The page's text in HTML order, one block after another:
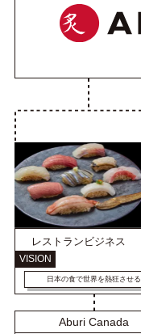
レストランビジネス
VISION
日本の食で世界を熱狂させる
Aburi Canada